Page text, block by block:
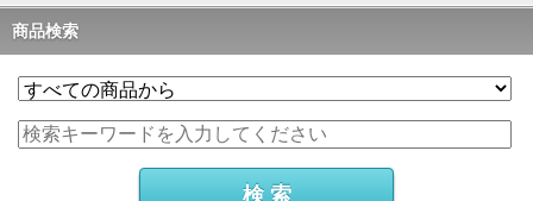
商品検索